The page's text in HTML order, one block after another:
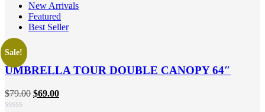
New Arrivals
Featured
Best Seller
Sale!
UMBRELLA TOUR DOUBLE CANOPY 64″
$79.00 $69.00